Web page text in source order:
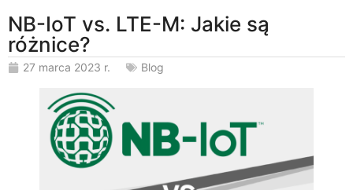
NB-IoT vs. LTE-M: Jakie są
różnice?
27 marca 2023 r. Blog